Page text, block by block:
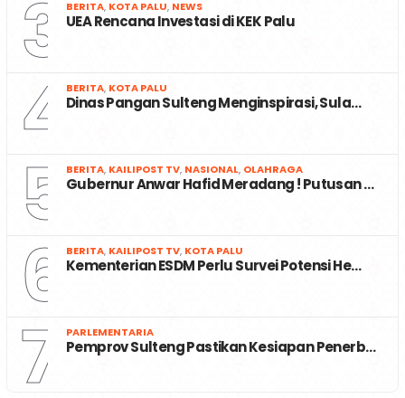
3 BERITA, KOTA PALU, NEWS
UEA Rencana Investasi di KEK Palu
4 BERITA, KOTA PALU
Dinas Pangan Sulteng Menginspirasi, Sula…
5 BERITA, KAILIPOST TV, NASIONAL, OLAHRAGA
Gubernur Anwar Hafid Meradang ! Putusan …
6 BERITA, KAILIPOST TV, KOTA PALU
Kementerian ESDM Perlu Survei Potensi He…
7 PARLEMENTARIA
Pemprov Sulteng Pastikan Kesiapan Penerb…